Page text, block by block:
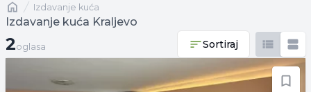
Naslovnaizdavanje kuća
Izdavanje kuća Kraljevo
2 oglasa
2oglasa Sortiraj